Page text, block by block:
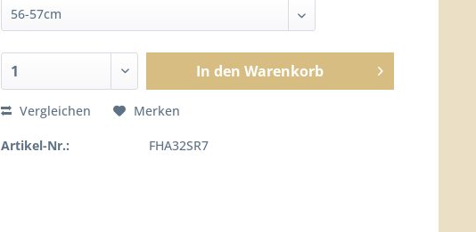
In den Warenkorb
Vergleichen Merken
Artikel-Nr.: FHA32SR7